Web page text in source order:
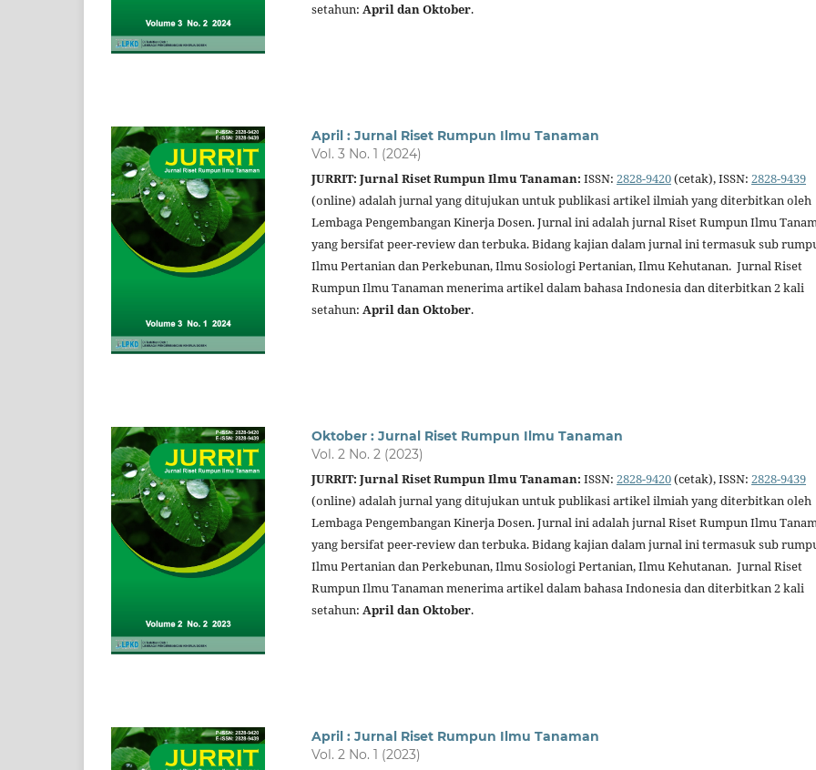
setahun:April dan Oktober.
April : Jurnal Riset Rumpun Ilmu Tanaman
Vol. 3 No. 1 (2024)
JURRIT: Jurnal Riset Rumpun Ilmu Tanaman:ISSN:2828-9420(cetak), ISSN:2828-9439
(online) adalah jurnal yang ditujukan untuk publikasi artikel ilmiah yang diterbitkan oleh
Lembaga Pengembangan Kinerja Dosen. Jurnal ini adalah jurnal Riset Rumpun Ilmu
yang bersifat peer-review dan terbuka. Bidang kajian dalam jurnal ini termasuk sub
Ilmu Pertanian dan Perkebunan, Ilmu Sosiologi Pertanian, Ilmu Kehutanan. Jurnal Riset
Rumpun Ilmu Tanaman menerima artikel dalam bahasa Indonesia dan diterbitkan 2 kali
setahun:April dan Oktober.
Oktober : Jurnal Riset Rumpun Ilmu Tanaman
Vol. 2 No. 2 (2023)
JURRIT: Jurnal Riset Rumpun Ilmu Tanaman:ISSN:2828-9420(cetak), ISSN:2828-9439
(online) adalah jurnal yang ditujukan untuk publikasi artikel ilmiah yang diterbitkan oleh
Lembaga Pengembangan Kinerja Dosen. Jurnal ini adalah jurnal Riset Rumpun Ilmu
yang bersifat peer-review dan terbuka. Bidang kajian dalam jurnal ini termasuk sub
Ilmu Pertanian dan Perkebunan, Ilmu Sosiologi Pertanian, Ilmu Kehutanan. Jurnal Riset
Rumpun Ilmu Tanaman menerima artikel dalam bahasa Indonesia dan diterbitkan 2 kali
setahun:April dan Oktober.
April : Jurnal Riset Rumpun Ilmu Tanaman
Vol. 2 No. 1 (2023)